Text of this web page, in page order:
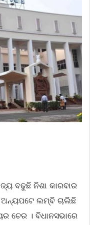
ବଢୁଛି ନିଶା କାରବାର
ଅନ୍ୟପଟେ ଲମ୍ବି ଚାଲିଛି
ଚେର । ବିଧାନସଭାରେ